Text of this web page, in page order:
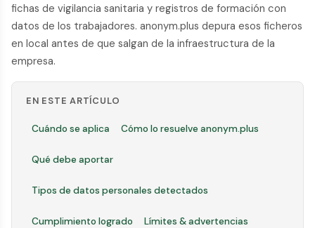
fichas de vigilancia sanitaria y registros de formación con
datos de los trabajadores. anonym.plus depura esos ficheros
en local antes de que salgan de la infraestructura de la
empresa.
EN ESTE ARTÍCULO
Cuándo se aplica Cómo lo resuelve anonym.plus
Qué debe aportar
Tipos de datos personales detectados
Cumplimiento logrado Límites & advertencias